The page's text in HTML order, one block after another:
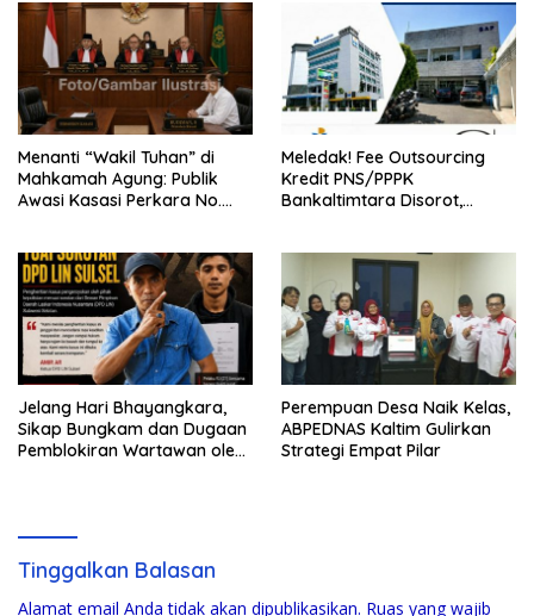
Menanti “Wakil Tuhan” di
Mahkamah Agung: Publik
Awasi Kasasi Perkara No.
Meledak! Fee Outsourcing
Kredit PNS/PPPK
Bankaltimtara Disorot,
Jelang Hari Bhayangkara,
Sikap Bungkam dan Dugaan
Pemblokiran Wartawan oleh
Perempuan Desa Naik Kelas,
ABPEDNAS Kaltim Gulirkan
Strategi Empat Pilar
Tinggalkan Balasan
Alamat email Anda tidak akan dipublikasikan. Ruas yang wajib